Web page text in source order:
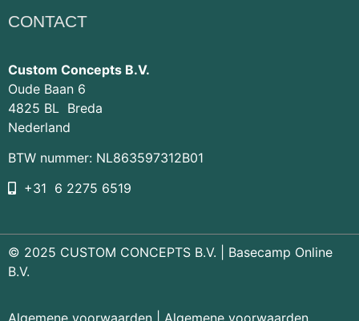
CONTACT
Custom Concepts B.V.
Oude Baan 6
4825 BL Breda
Nederland
BTW nummer: NL863597312B01
+31 6 2275 6519
© 2025 CUSTOM CONCEPTS B.V. | Basecamp Online
B.V.